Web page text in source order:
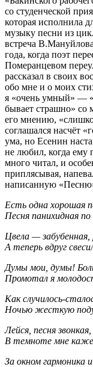
со студенческой
которая исполнила
музыку песни из
встреча
года, когда поэт
Померанцевом
рассказал в своих
обо мне и о моих
я «очень умный» —
бывает страшно» со
его мнению,
соглашался насчёт
ума, но Есенин
не любил, когда ему
много читал, и
приплясывая,
написанную
Есть одна хорошая
Песня панихидная
Цвела —
А теперь вдруг
Думы мои, думы!
Промотал я
Как случилось-
Ночью жесткую
Лейся, песня
В темноте мне
За окном гармоника